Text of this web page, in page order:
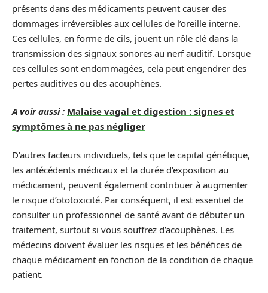
présents dans des médicaments peuvent causer des
dommages irréversibles aux cellules de l’oreille interne.
Ces cellules, en forme de cils, jouent un rôle clé dans la
transmission des signaux sonores au nerf auditif. Lorsque
ces cellules sont endommagées, cela peut engendrer des
pertes auditives ou des acouphènes.
A voir aussi : Malaise vagal et digestion : signes et
symptômes à ne pas négliger
D’autres facteurs individuels, tels que le capital génétique,
les antécédents médicaux et la durée d’exposition au
médicament, peuvent également contribuer à augmenter
le risque d’ototoxicité. Par conséquent, il est essentiel de
consulter un professionnel de santé avant de débuter un
traitement, surtout si vous souffrez d’acouphènes. Les
médecins doivent évaluer les risques et les bénéfices de
chaque médicament en fonction de la condition de chaque
patient.